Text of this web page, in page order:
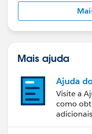
Mais ajuda
Ajuda
Visite a
como